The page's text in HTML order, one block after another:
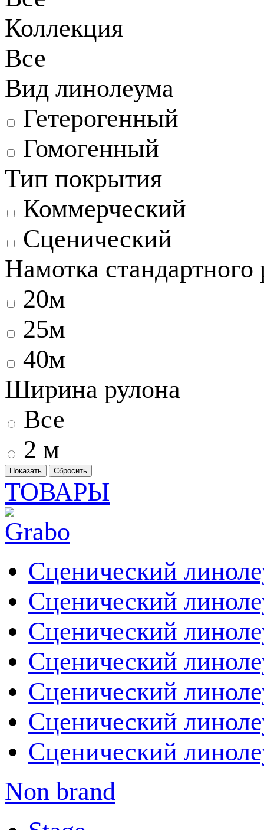
Коллекция
Все
Вид линолеума
Гетерогенный
Гомогенный
Тип покрытия
Коммерческий
Сценический
Намотка стандартного
20м
25м
40м
Ширина рулона
Все
2 м
ТОВАРЫ
Сценический
Сценический
Сценический
Сценический
Сценический
Сценический
Сценический
Non brand